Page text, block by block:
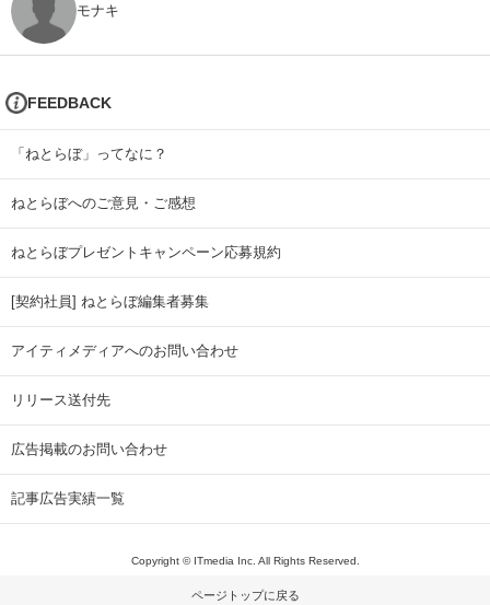
モナキ
FEEDBACK
「ねとらぼ」ってなに？
ねとらぼへのご意見・ご感想
ねとらぼプレゼントキャンペーン応募規約
[契約社員] ねとらぼ編集者募集
アイティメディアへのお問い合わせ
リリース送付先
広告掲載のお問い合わせ
記事広告実績一覧
Copyright © ITmedia Inc. All Rights Reserved.
ページトップに戻る